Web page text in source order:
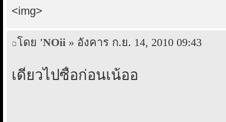
<img>
โดย 'NOii » อังคาร ก.ย. 14, 2010 09:43
เดี๋ยวไปซื้อก่อนเน้ออ